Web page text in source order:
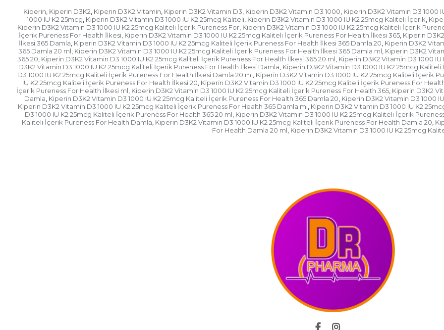
Kiperin Kiperin D3K2 Kiperin D3K2 Vitamin Kiperin D3K2 Vitamin D3 Kiperin D3K2 Vitamin D3 1000 Kiperin D3K2 Vitamin D3 1000
1000 IU K2 25mcg Kiperin D3K2 Vitamin D3 1000 IU K2 25mcg Kaliteli, Kiperin D3K2 Vitamin D3 1000 IU K2 25mcg Kaliteli İçerik
Kiperin D3K2 Vitamin D3 1000 IU K2 25mcg Kaliteli İçerik Pureness For Kiperin D3K2 Vitamin D3 1000 IU K2 25mcg Kaliteli İçerik
İçerik Pureness For Health İlkesi, Kiperin D3K2 Vitamin D3 1000 IU K2 25mcg Kaliteli İçerik Pureness For Health İlkesi 365, Kiperin
İlkesi 365 Damla Kiperin D3K2 Vitamin D3 1000 IU K2 25mcg Kaliteli İçerik Pureness For Health İlkesi 365 Damla 20 Kiperin D3K2
365 Damla 20 ml Kiperin D3K2 Vitamin D3 1000 IU K2 25mcg Kaliteli İçerik Pureness For Health İlkesi 365 Damla ml Kiperin D3K2
365 20 Kiperin D3K2 Vitamin D3 1000 IU K2 25mcg Kaliteli İçerik Pureness For Health İlkesi 365 20 ml Kiperin D3K2 Vitamin D3 1000
D3K2 Vitamin D3 1000 IU K2 25mcg Kaliteli İçerik Pureness For Health İlkesi Damla Kiperin D3K2 Vitamin D3 1000 IU K2 25mcg
D3 1000 IU K2 25mcg Kaliteli İçerik Pureness For Health İlkesi Damla 20 ml Kiperin D3K2 Vitamin D3 1000 IU K2 25mcg Kaliteli İçerik
IU K2 25mcg Kaliteli İçerik Pureness For Health İlkesi 20 Kiperin D3K2 Vitamin D3 1000 IU K2 25mcg Kaliteli İçerik Pureness For
İçerik Pureness For Health İlkesi ml Kiperin D3K2 Vitamin D3 1000 IU K2 25mcg Kaliteli İçerik Pureness For Health 365 Kiperin D3K2
Damla Kiperin D3K2 Vitamin D3 1000 IU K2 25mcg Kaliteli İçerik Pureness For Health 365 Damla 20 Kiperin D3K2 Vitamin D3 1000
Kiperin D3K2 Vitamin D3 1000 IU K2 25mcg Kaliteli İçerik Pureness For Health 365 Damla ml Kiperin D3K2 Vitamin D3 1000 IU K2
D3 1000 IU K2 25mcg Kaliteli İçerik Pureness For Health 365 20 ml Kiperin D3K2 Vitamin D3 1000 IU K2 25mcg Kaliteli İçerik
Kaliteli İçerik Pureness For Health Damla Kiperin D3K2 Vitamin D3 1000 IU K2 25mcg Kaliteli İçerik Pureness For Health Damla 20
For Health Damla 20 ml Kiperin D3K2 Vitamin D3 1000 IU K2 25mcg